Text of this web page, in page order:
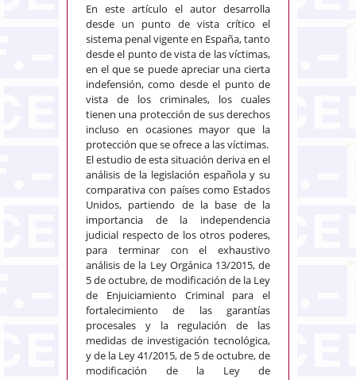
En este artículo el autor desarrolla
desde un punto de vista crítico el
sistema penal vigente en España, tanto
desde el punto de vista de las víctimas,
en el que se puede apreciar una cierta
indefensión, como desde el punto de
vista de los criminales, los cuales
tienen una protección de sus derechos
incluso en ocasiones mayor que la
protección que se ofrece a las víctimas.
El estudio de esta situación deriva en el
análisis de la legislación española y su
comparativa con países como Estados
Unidos, partiendo de la base de la
importancia de la independencia
judicial respecto de los otros poderes,
para terminar con el exhaustivo
análisis de la Ley Orgánica 13/2015, de
5 de octubre, de modificación de la Ley
de Enjuiciamiento Criminal para el
fortalecimiento de las garantías
procesales y la regulación de las
medidas de investigación tecnológica,
y de la Ley 41/2015, de 5 de octubre, de
modificación de la Ley de